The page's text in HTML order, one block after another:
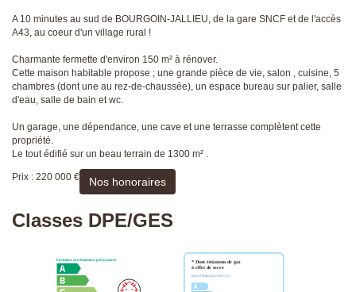
A 10 minutes au sud de BOURGOIN-JALLIEU, de la gare SNCF et de l'accès
A43, au coeur d'un village rural !
Charmante fermette d'environ 150 m² à rénover.
Cette maison habitable propose ; une grande pièce de vie, salon , cuisine, 5
chambres (dont une au rez-de-chaussée), un espace bureau sur palier, salle
d'eau, salle de bain et wc.
Un garage, une dépendance, une cave et une terrasse complètent cette
propriété.
Le tout édifié sur un beau terrain de 1300 m² .
Prix : 220 000 € Nos honoraires
Classes DPE/GES